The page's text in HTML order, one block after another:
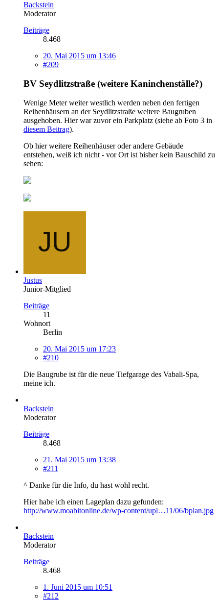
Backstein
Moderator
Beiträge
8.468
20. Mai 2015 um 13:46
#209
BV Seydlitzstraße (weitere Kaninchenställe?)
Wenige Meter weiter westlich werden neben den fertigen
Reihenhäusern an der Seydlitzstraße weitere Baugruben
ausgehoben. Hier war zuvor ein Parkplatz (siehe ab Foto 3 in
diesem Beitrag).
Ob hier weitere Reihenhäuser oder andere Gebäude
entstehen, weiß ich nicht - vor Ort ist bisher kein Bauschild zu
sehen:
Justus
Junior-Mitglied
Beiträge
11
Wohnort
Berlin
20. Mai 2015 um 17:23
#210
Die Baugrube ist für die neue Tiefgarage des Vabali-Spa,
meine ich.
Backstein
Moderator
Beiträge
8.468
21. Mai 2015 um 13:38
#211
^ Danke für die Info, du hast wohl recht.
Hier habe ich einen Lageplan dazu gefunden:
http://www.moabitonline.de/wp-content/upl…11/06/bplan.jpg
Backstein
Moderator
Beiträge
8.468
1. Juni 2015 um 10:51
#212